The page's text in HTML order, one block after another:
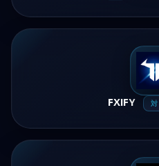
FXIFY 対